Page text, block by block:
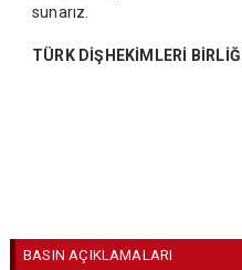
sunarız.
TÜRK DİŞHEKİMLERİ
BASIN AÇIKLAMALARI